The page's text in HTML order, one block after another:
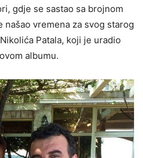
gdje se sastao sa brojnom
vremena za svog starog
Patala, koji je uradio
albumu.